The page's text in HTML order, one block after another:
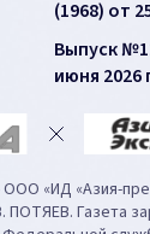
(1968) от
Выпуск
июня 2026
«ИД «Азия-
ПОТЯЕВ. Газета